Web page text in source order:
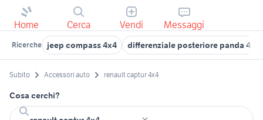
Home Cerca Vendi Messaggi
Ricerche jeep compass 4x4 differenziale posteriore panda 4x4
Subito Accessori auto renault captur 4x4
Cosa cerchi?